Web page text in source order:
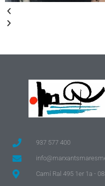
937 577 400
Camí Ral 495 1er 1a -